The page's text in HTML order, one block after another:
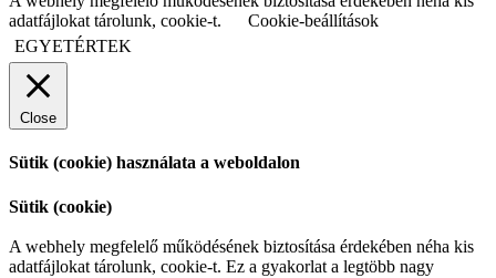
adatfájlokat tárolunk, cookie-t.
Cookie-beállítások
EGYETÉRTEK
Close
Sütik (cookie) használata a weboldalon
Sütik (cookie)
A webhely megfelelő működésének biztosítása érdekében néha kis
adatfájlokat tárolunk, cookie-t. Ez a gyakorlat a legtöbb nagy